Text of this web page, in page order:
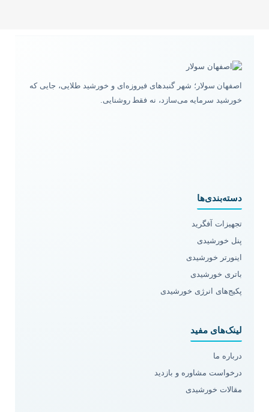
اصفهان سولار؛ شهر گنبدهای فیروزه‌ای و خورشید طلایی، جایی که
خورشید سرمایه می‌سازد، نه فقط روشنایی.
دسته‌بندی‌ها
تجهیزات آفگرید
پنل خورشیدی
اینورتر خورشیدی
باتری خورشیدی
پکیج‌های انرژی خورشیدی
لینک‌های مفید
درباره ما
درخواست مشاوره و بازدید
مقالات خورشیدی